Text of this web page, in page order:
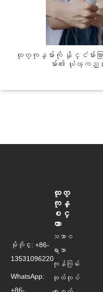
ထုတ္ကုန္မ်ားကို နိုင္ငံမ်ားစြ
မ်ား၏ ယံုၾကည္
ထုတ္
ကုန္
စင္
တာ
သဘာဝ
ရာဘာ
ကုန်ကြမ်း
ထုတ်လုပ်
မိုဘိုင္း: +86-
13531096220
WhatsApp:
+86-